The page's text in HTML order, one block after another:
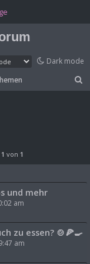
Dark mode
1 von 1
und mehr
am
zu essen? 🍲🍕🍳
am